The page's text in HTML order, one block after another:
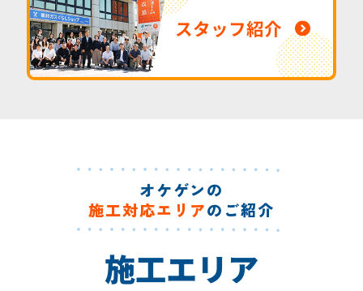
スタッフ紹介
オケゲンの
施工対応エリアのご紹介
施工エリア